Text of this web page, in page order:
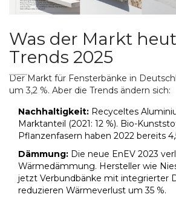
Was der Markt
Trends 2025
Der Markt für Fensterbänke in
um 3,2 %. Aber die Trends ändern sich:
Nachhaltigkeit: Recyceltes
Marktanteil (2021: 12 %). Bio-
Pflanzenfasern haben 2022 bereits
Dämmung: Die neue EnEV 2023
Wärmedämmung. Hersteller wie
jetzt Verbundbänke mit integrierter
reduzieren Wärmeverlust um 35 %.